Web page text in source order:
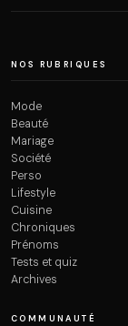
NOS RUBRIQUES
Mode
Beauté
Mariage
Société
Perso
Lifestyle
Cuisine
Chroniques
Prénoms
Tests et quiz
Archives
COMMUNAUTÉ